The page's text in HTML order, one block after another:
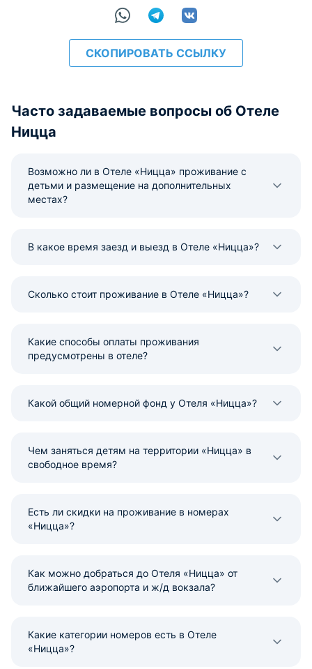
СКОПИРОВАТЬ ССЫЛКУ
Часто задаваемые вопросы об Отеле
Ницца
Возможно ли в Отеле «Ницца» проживание с
детьми и размещение на дополнительных
местах?
В какое время заезд и выезд в Отеле «Ницца»?
Сколько стоит проживание в Отеле «Ницца»?
Какие способы оплаты проживания
предусмотрены в отеле?
Какой общий номерной фонд у Отеля «Ницца»?
Чем заняться детям на территории «Ницца» в
свободное время?
Есть ли скидки на проживание в номерах
«Ницца»?
Как можно добраться до Отеля «Ницца» от
ближайшего аэропорта и ж/д вокзала?
Какие категории номеров есть в Отеле
«Ницца»?